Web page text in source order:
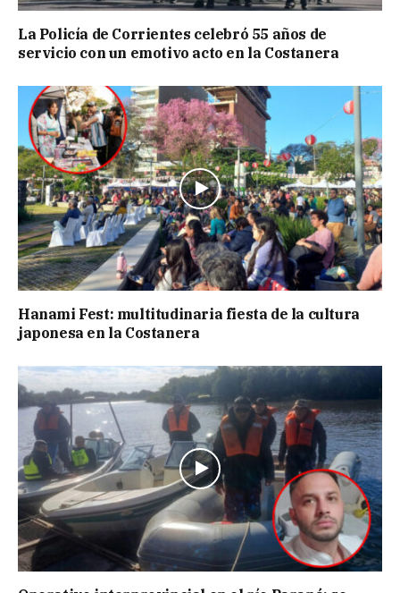
La Policía de Corrientes celebró 55 años de
servicio con un emotivo acto en la Costanera
Hanami Fest: multitudinaria fiesta de la cultura
japonesa en la Costanera